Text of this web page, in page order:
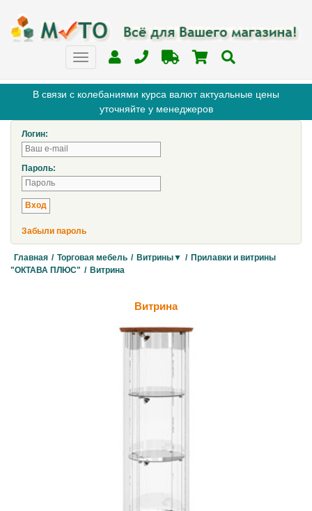
В связи с колебаниями курса валют актуальные цены
уточняйте у менеджеров
Логин:
Пароль:
Забыли пароль
Главная / Торговая мебель / Витрины▼ / Прилавки и витрины
"ОКТАВА ПЛЮС" / Витрина
Витрина